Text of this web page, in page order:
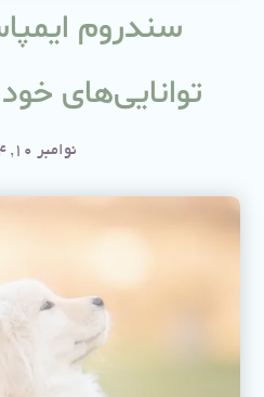
سندروم
توانایی‌های
نوامبر 10, 2024